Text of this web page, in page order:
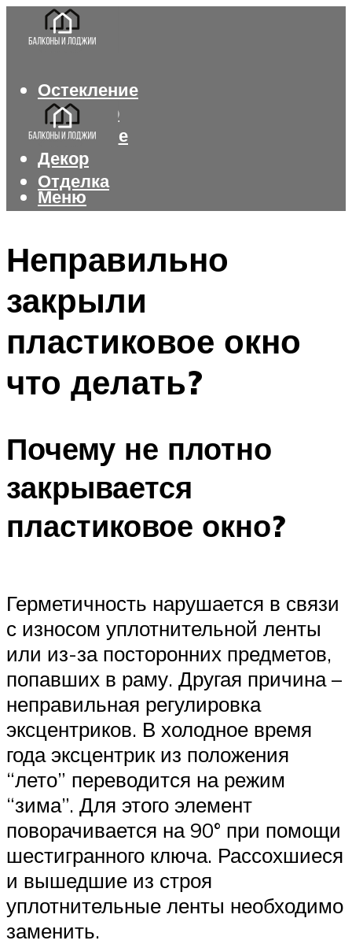
Остекление
Интерьер
Утепление
Декор
Отделка
Меню
Неправильно
закрыли
пластиковое окно
что делать?
Почему не плотно
закрывается
пластиковое окно?
Герметичность нарушается в связи
с износом уплотнительной ленты
или из-за посторонних предметов,
попавших в раму. Другая причина –
неправильная регулировка
эксцентриков. В холодное время
года эксцентрик из положения
“лето” переводится на режим
“зима”. Для этого элемент
поворачивается на 90° при помощи
шестигранного ключа. Рассохшиеся
и вышедшие из строя
уплотнительные ленты необходимо
заменить.